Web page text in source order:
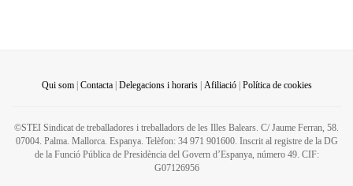
Qui som| Contacta| Delegacions i horaris| Afiliació| Política de cookies
©STEI Sindicat de treballadores i treballadors de les Illes Balears. C/ Jaume Ferran, 58.
07004. Palma. Mallorca. Espanya. Telèfon: 34 971 901600. Inscrit al registre de la DG
de la Funció Pública de Presidència del Govern d’Espanya, número 49. CIF:
G07126956